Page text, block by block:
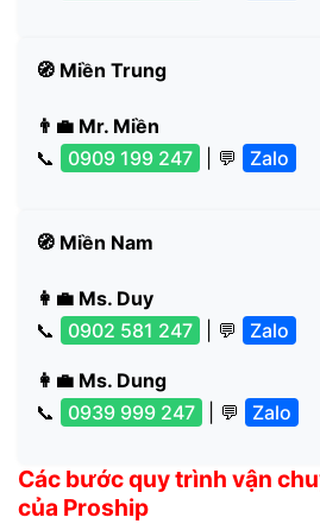
🧭 Miền Trung
👨‍💼 Mr. Miền
📞
0909 199 247 | 💬 Zalo
🧭 Miền Nam
👩‍💼 Ms. Duy
📞
0902 581 247 | 💬 Zalo
👩‍💼 Ms. Dung
📞
0939 999 247 | 💬 Zalo
Các bước quy trình vận
của Proship